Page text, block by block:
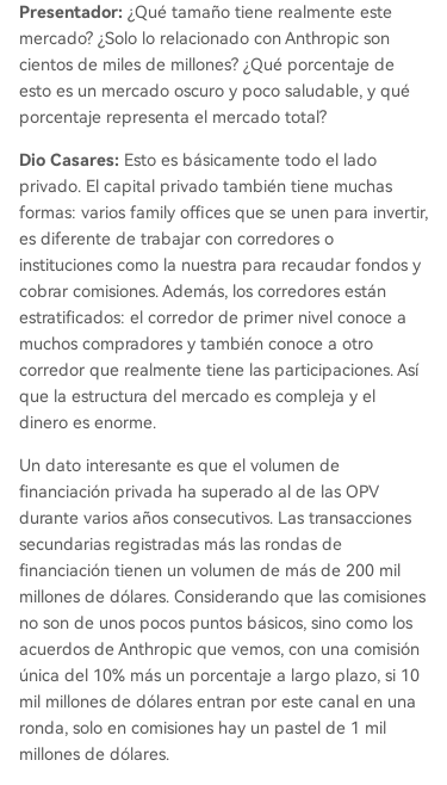
Presentador: ¿Qué tamaño tiene realmente este
mercado? ¿Solo lo relacionado con Anthropic son
cientos de miles de millones? ¿Qué porcentaje de
esto es un mercado oscuro y poco saludable, y qué
porcentaje representa el mercado total?
Dio Casares: Esto es básicamente todo el lado
privado. El capital privado también tiene muchas
formas: varios family offices que se unen para invertir,
es diferente de trabajar con corredores o
instituciones como la nuestra para recaudar fondos y
cobrar comisiones. Además, los corredores están
estratificados: el corredor de primer nivel conoce a
muchos compradores y también conoce a otro
corredor que realmente tiene las participaciones. Así
que la estructura del mercado es compleja y el
dinero es enorme.
Un dato interesante es que el volumen de
financiación privada ha superado al de las OPV
durante varios años consecutivos. Las transacciones
secundarias registradas más las rondas de
financiación tienen un volumen de más de 200 mil
millones de dólares. Considerando que las comisiones
no son de unos pocos puntos básicos, sino como los
acuerdos de Anthropic que vemos, con una comisión
única del 10% más un porcentaje a largo plazo, si 10
mil millones de dólares entran por este canal en una
ronda, solo en comisiones hay un pastel de 1 mil
millones de dólares.